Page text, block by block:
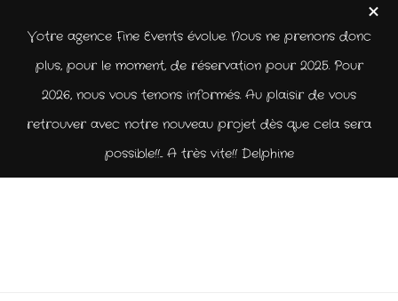
Votre agence Fine Events évolue. Nous ne prenons donc
plus, pour le moment, de réservation pour 2025. Pour
2026, nous vous tenons informés. Au plaisir de vous
retrouver avec notre nouveau projet dès que cela sera
possible!!... A très vite!! Delphine